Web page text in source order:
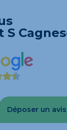
S
Déposer un avis